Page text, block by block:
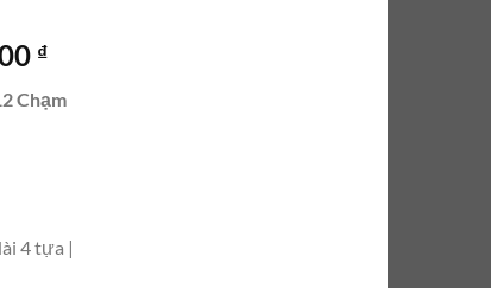
₫Giá
tại
Chạm
4 tựa |